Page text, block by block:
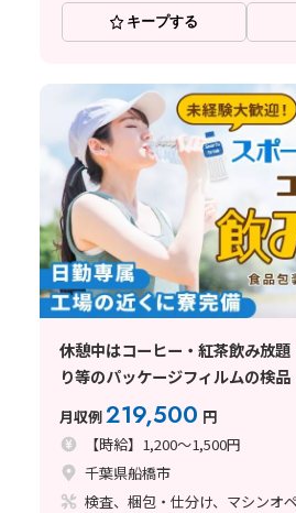
キープする
休憩中はコーヒー・紅茶飲み放
り等のパッケージフィルムの検
助/長期安定就業できる/安くて美
月収例219,500 円
【時給】1,200～1,500円
千葉県船橋市
検査、梱包・仕分け、マシンオ